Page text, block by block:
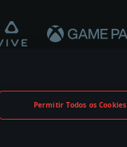
Permitir Todos os Cookies
construtor.